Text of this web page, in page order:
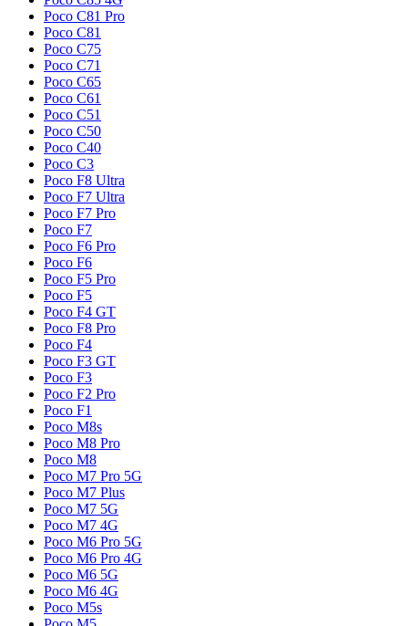
Poco C81 Pro
Poco C81
Poco C75
Poco C71
Poco C65
Poco C61
Poco C51
Poco C50
Poco C40
Poco C3
Poco F8 Ultra
Poco F7 Ultra
Poco F7 Pro
Poco F7
Poco F6 Pro
Poco F6
Poco F5 Pro
Poco F5
Poco F4 GT
Poco F8 Pro
Poco F4
Poco F3 GT
Poco F3
Poco F2 Pro
Poco F1
Poco M8s
Poco M8 Pro
Poco M8
Poco M7 Pro 5G
Poco M7 Plus
Poco M7 5G
Poco M7 4G
Poco M6 Pro 5G
Poco M6 Pro 4G
Poco M6 5G
Poco M6 4G
Poco M5s